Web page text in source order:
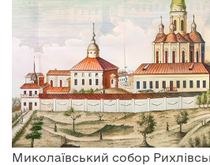
Миколаївський собор